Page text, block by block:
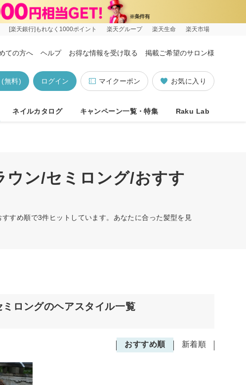
[楽天銀行]もれなく1000ポイント 楽天グループ 楽天生命 楽天市場
ての方へ ヘルプ お得な情報を受け取る 掲載ご希望のサロン様
お気に入り
マイクーポン
ログイン
(無料)
ネイルカタログ キャンペーン一覧・特集 Raku Lab
ン/セミロング/おすす
すめ順で3件ヒットしています。あなたに合った髪型を見
ロングのヘアスタイル一覧
おすすめ順 新着順